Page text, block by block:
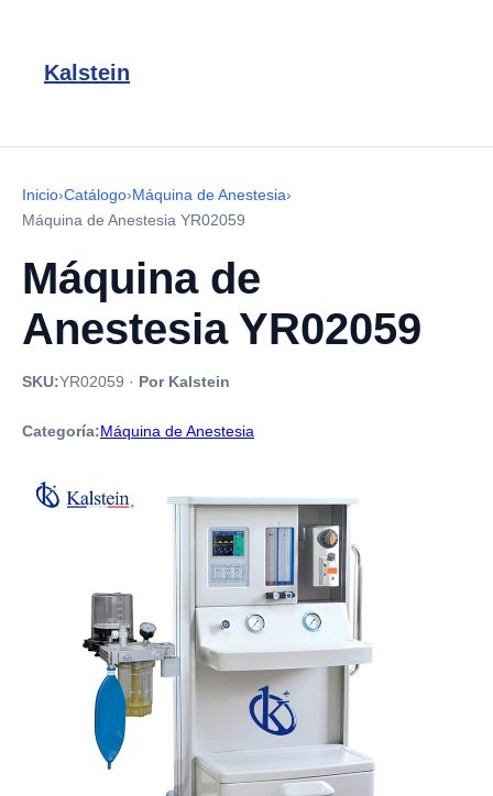
Kalstein
Inicio›Catálogo›Máquina de Anestesia›
Máquina de Anestesia YR02059
Máquina de
Anestesia YR02059
SKU:YR02059 · Por Kalstein
Categoría:Máquina de Anestesia